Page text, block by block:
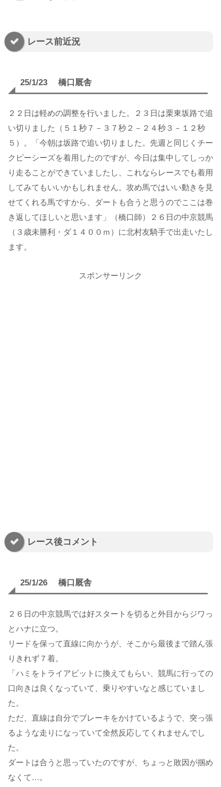
レース前近況
25/1/23 橋口厩舎
２２日は軽めの調整を行いました。２３日は栗東坂路で追
い切りました（５１秒７－３７秒２－２４秒３－１２秒
５）。「今朝は坂路で追い切りました。先週と同じくチー
クピーシーズを着用したのですが、今日は集中してしっか
り走ることができていましたし、これならレースでも着用
してみてもいいかもしれません。攻め馬ではいい動きを見
せてくれる馬ですから、ダートも合うと思うのでここは巻
き返してほしいと思います」（橋口師）２６日の中京競馬
（３歳未勝利・ダ１４００ｍ）に北村友騎手で出走いたし
ます。
スポンサーリンク
レース後コメント
25/1/26 橋口厩舎
２６日の中京競馬では好スタートを切ると外目からジワっ
とハナに立つ。
リードを保って直線に向かうが、そこから最後まで踏ん張
りきれず７着。
「ハミをトライアビットに換えてもらい、競馬に行っての
口向きは良くなっていて、乗りやすいなと感じていまし
た。
ただ、直線は自分でブレーキをかけているようで、突っ張
るような走りになっていて全然反応してくれませんでし
た。
ダートは合うと思っていたのですが、ちょっと敗因が掴め
なくて…。